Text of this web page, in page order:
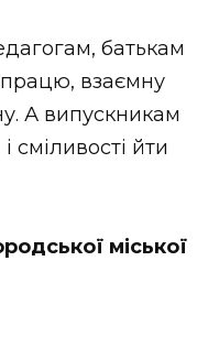
батькам
взаємну
А випускникам
сміливості йти
міської